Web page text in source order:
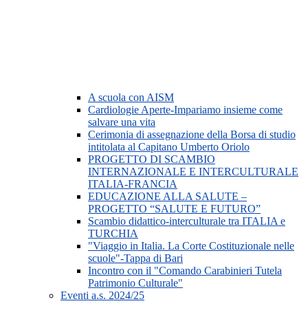
A scuola con AISM
Cardiologie Aperte-Impariamo insieme come
salvare una vita
Cerimonia di assegnazione della Borsa di studio
intitolata al Capitano Umberto Oriolo
PROGETTO DI SCAMBIO
INTERNAZIONALE E INTERCULTURALE
ITALIA-FRANCIA
EDUCAZIONE ALLA SALUTE –
PROGETTO “SALUTE E FUTURO”
Scambio didattico-interculturale tra ITALIA e
TURCHIA
"Viaggio in Italia. La Corte Costituzionale nelle
scuole"-Tappa di Bari
Incontro con il "Comando Carabinieri Tutela
Patrimonio Culturale"
Eventi a.s. 2024/25